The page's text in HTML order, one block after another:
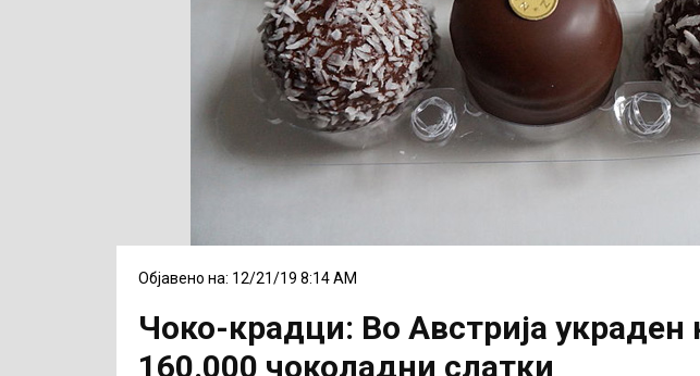
Објавено на: 12/21/19 8:14 AM
Чоко-крадци: Во Австрија украден
160.000 чоколадни слатки